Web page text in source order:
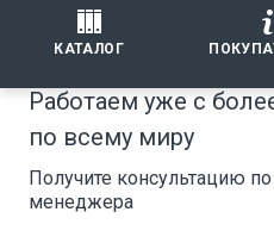
КАТАЛОГ
Работаем уже с
по всему миру
Получите консультацию
менеджера